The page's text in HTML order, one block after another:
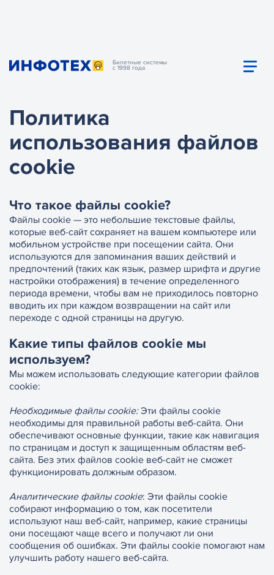
Билетные системы
с 1998 года
Политика
использования файлов
cookie
Что такое файлы cookie?
Файлы cookie — это небольшие текстовые файлы,
которые веб-сайт сохраняет на вашем компьютере или
мобильном устройстве при посещении сайта. Они
используются для запоминания ваших действий и
предпочтений (таких как язык, размер шрифта и другие
настройки отображения) в течение определенного
периода времени, чтобы вам не приходилось повторно
вводить их при каждом возвращении на сайт или
переходе с одной страницы на другую.
Какие типы файлов cookie мы
используем?
Мы можем использовать следующие категории файлов
cookie:
Необходимые файлы cookie:Эти файлы cookie
необходимы для правильной работы веб-сайта. Они
обеспечивают основные функции, такие как навигация
по страницам и доступ к защищенным областям веб-
сайта. Без этих файлов cookie веб-сайт не сможет
функционировать должным образом.
Аналитические файлы cookie: Эти файлы cookie
собирают информацию о том, как посетители
используют наш веб-сайт, например, какие страницы
они посещают чаще всего и получают ли они
сообщения об ошибках. Эти файлы cookie помогают нам
улучшить работу нашего веб-сайта.